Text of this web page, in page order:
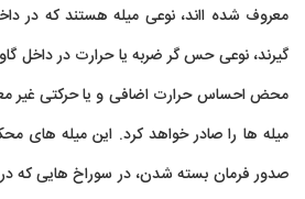
معروف شده ااند، نوعی میله هستند که در
گیرند، نوعی حس گر ضربه یا حرارت در داخل
محض احساس حرارت اضافی و یا حرکتی غیر
میله ها را صادر خواهد کرد. این میله های
صدور فرمان بسته شدن، در سوراخ هایی که در